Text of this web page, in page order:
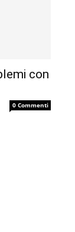
con
0 Commenti